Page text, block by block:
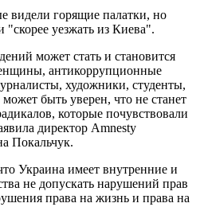
видели горящие палатки, но
"скорее уезжать из Киева".
может стать и становится
антикоррупционные
художники, студенты,
быть уверен, что не станет
которые почувствовали
директор Amnesty
Покальчук.
Украина имеет внутренние и
не допускать нарушений прав
права на жизнь и права на